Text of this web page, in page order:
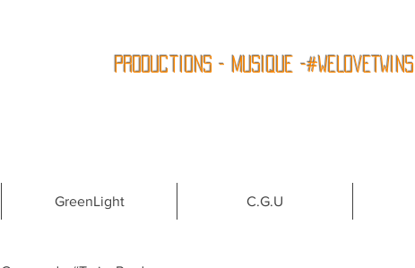
Productions - Musique -#WeLoveTwins
GreenLight C.G.U